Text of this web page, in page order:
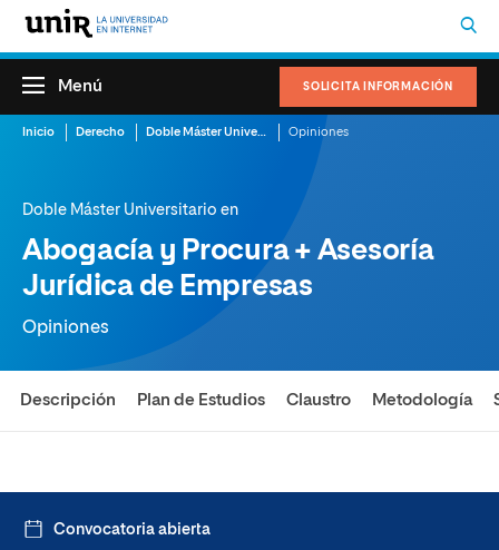
SOLICITA INFORMACIÓN
Menú
Inicio Derecho Doble Máster Universitario en Abogacía y Procura + Asesoría Jurídica de Empresas Opiniones
Doble Máster Universitario en
Abogacía y Procura + Asesoría
Jurídica de Empresas
Opiniones
Descripción Plan de Estudios Claustro Metodología
Convocatoria abierta